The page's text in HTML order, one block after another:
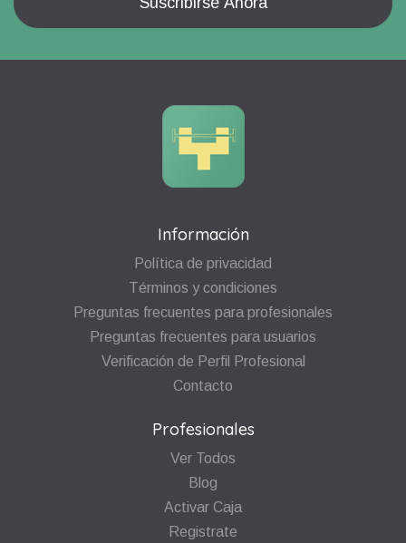
Información
Política de privacidad
Términos y condiciones
Preguntas frecuentes para profesionales
Preguntas frecuentes para usuarios
Verificación de Perfil Profesional
Contacto
Profesionales
Ver Todos
Blog
Activar Caja
Registrate